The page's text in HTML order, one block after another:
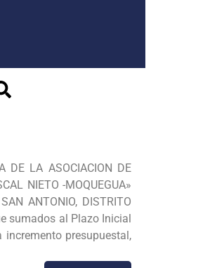
DE LA ASOCIACION DE
NIETO -MOQUEGUA»
ANTONIO, DISTRITO
sumados al Plazo Inicial
presupuestal,